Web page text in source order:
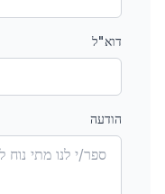
דוא"ל
הודעה